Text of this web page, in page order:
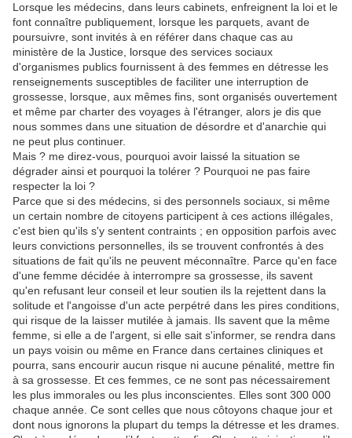
Lorsque les médecins, dans leurs cabinets, enfreignent la loi et le
font connaître publiquement, lorsque les parquets, avant de
poursuivre, sont invités à en référer dans chaque cas au
ministère de la Justice, lorsque des services sociaux
d'organismes publics fournissent à des femmes en détresse les
renseignements susceptibles de faciliter une interruption de
grossesse, lorsque, aux mêmes fins, sont organisés ouvertement
et même par charter des voyages à l'étranger, alors je dis que
nous sommes dans une situation de désordre et d'anarchie qui
ne peut plus continuer.
Mais ? me direz-vous, pourquoi avoir laissé la situation se
dégrader ainsi et pourquoi la tolérer ? Pourquoi ne pas faire
respecter la loi ?
Parce que si des médecins, si des personnels sociaux, si même
un certain nombre de citoyens participent à ces actions illégales,
c'est bien qu'ils s'y sentent contraints ; en opposition parfois avec
leurs convictions personnelles, ils se trouvent confrontés à des
situations de fait qu'ils ne peuvent méconnaître. Parce qu'en face
d'une femme décidée à interrompre sa grossesse, ils savent
qu'en refusant leur conseil et leur soutien ils la rejettent dans la
solitude et l'angoisse d'un acte perpétré dans les pires conditions,
qui risque de la laisser mutilée à jamais. Ils savent que la même
femme, si elle a de l'argent, si elle sait s'informer, se rendra dans
un pays voisin ou même en France dans certaines cliniques et
pourra, sans encourir aucun risque ni aucune pénalité, mettre fin
à sa grossesse. Et ces femmes, ce ne sont pas nécessairement
les plus immorales ou les plus inconscientes. Elles sont 300 000
chaque année. Ce sont celles que nous côtoyons chaque jour et
dont nous ignorons la plupart du temps la détresse et les drames.